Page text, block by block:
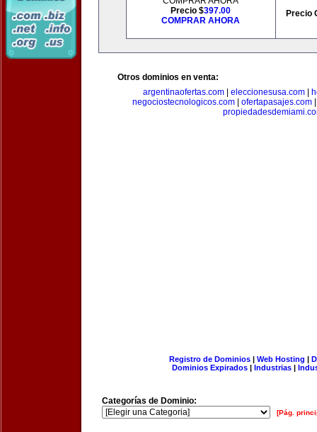
Precio $397.00
COMPRAR AHORA
Precio
Otros dominios en venta:
argentinaofertas.com| eleccionesusa.com|
negociostecnologicos.com
ofertapasajes.com
Registro de Dominios| Web Hosting |
Dominios Expirados | Industrias |
Categorías de Dominio:
[Pág.